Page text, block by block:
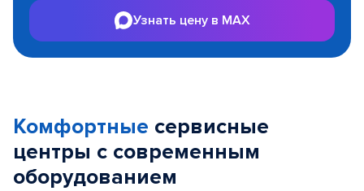
Узнать цену в MAX
Комфортные сервисные
центры с современным
оборудованием